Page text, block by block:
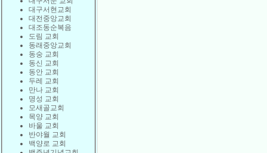
대구서현교회
대전중앙교회
대조동순복음
도림 교회
동래중앙교회
동숭 교회
동신 교회
동안 교회
두레 교회
만나 교회
명성 교회
모새골교회
목양 교회
바울 교회
반야월 교회
백양로 교회